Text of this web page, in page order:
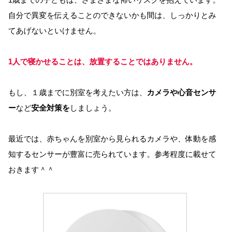
自分で異変を伝えることのできないかも間は、しっかりとみ
てあげないといけません。
1人で寝かせることは、放置することではありません。
もし、１歳までに別室を考えたい方は、
カメラや心音センサ
ーなど安全対策をしましょう。
最近では、赤ちゃんを別室から見られるカメラや、体動を感
知するセンサーが豊富に売られています。参考程度に載せて
おきます＾＾